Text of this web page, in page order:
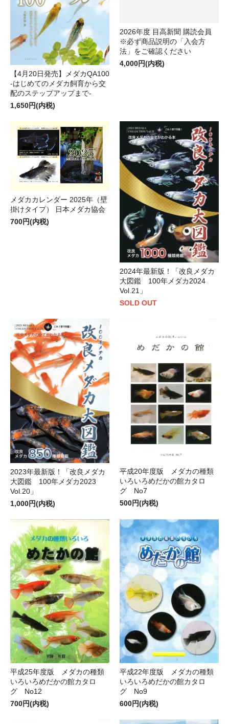
【4月20日発売】メダカQA100
-はじめてのメダカ飼育から交
配のステップアップまで-
1,650円(内税)
2026年度 目高新聞 購読会員
※必ず商品説明の「入会方
法」をご確認ください
4,000円(内税)
メダカカレンダー 2025年（壁
掛けタイプ） 日本メダカ協会
700円(内税)
2024年最新版！「改良メダカ
大図鑑 100年メダカ2024
Vol.21」
SOLD OUT
2023年最新版！「改良メダカ
大図鑑 100年メダカ2023
Vol.20」
1,000円(内税)
平成20年度版 メダカの種類
いろいろめだかの館カタロ
グ No7
500円(内税)
平成25年度版 メダカの種類
いろいろめだかの館カタロ
グ No12
700円(内税)
平成22年度版 メダカの種類
いろいろめだかの館カタロ
グ No9
600円(内税)